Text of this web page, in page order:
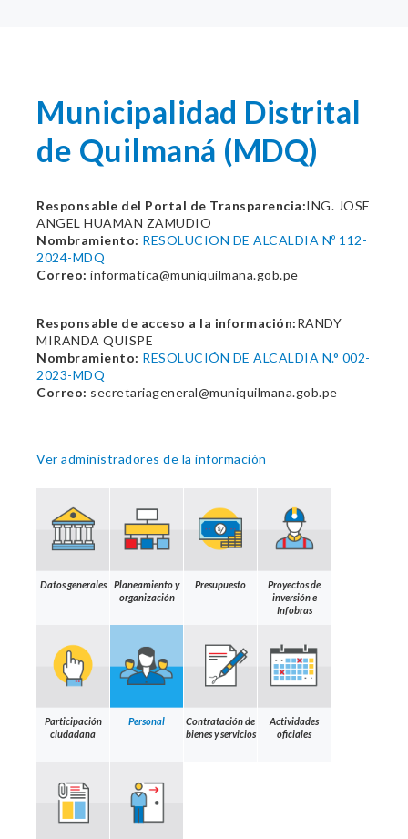
Municipalidad Distrital
de Quilmaná (MDQ)
Responsable del Portal de Transparencia:ING. JOSE
ANGEL HUAMAN ZAMUDIO
Nombramiento: RESOLUCION DE ALCALDIA Nº 112-
2024-MDQ
Correo: informatica@muniquilmana.gob.pe
Responsable de acceso a la información:RANDY
MIRANDA QUISPE
Nombramiento: RESOLUCIÓN DE ALCALDIA N.° 002-
2023-MDQ
Correo: secretariageneral@muniquilmana.gob.pe
Ver administradores de la información
Datos generales
Planeamiento y
organización
Presupuesto
Proyectos de
inversión e
Infobras
Participación
ciudadana
Personal
Contratación de
bienes y servicios
Actividades
oficiales